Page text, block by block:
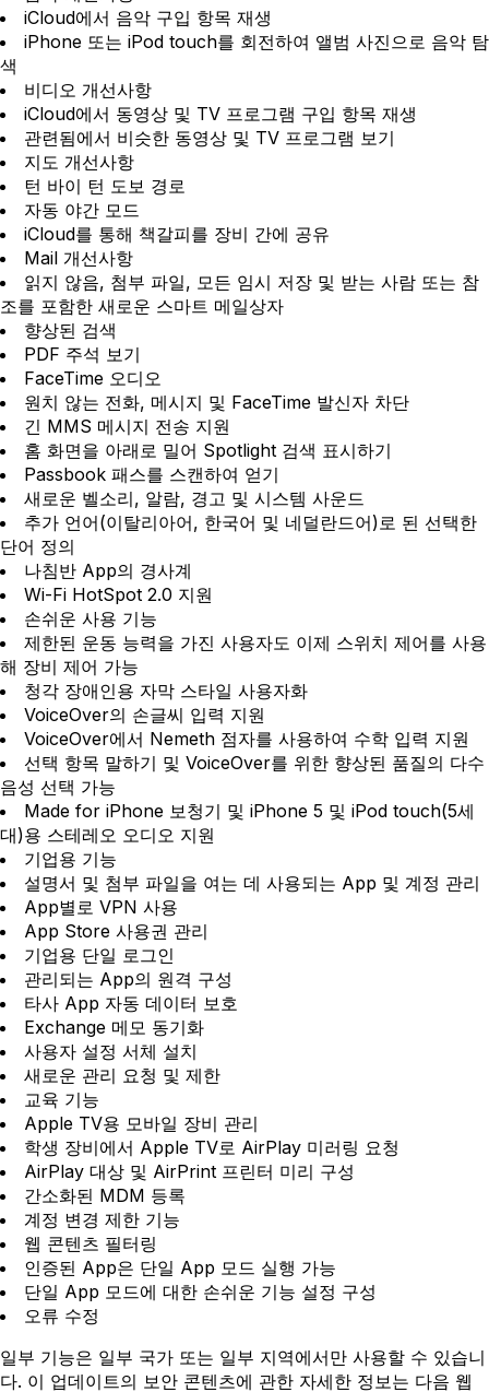
iCloud에서 음악 구입 항목 재생
iPhone 또는 iPod touch를 회전하여 앨범 사진으로 음악 탐
색
비디오 개선사항
iCloud에서 동영상 및 TV 프로그램 구입 항목 재생
관련됨에서 비슷한 동영상 및 TV 프로그램 보기
지도 개선사항
턴 바이 턴 도보 경로
자동 야간 모드
iCloud를 통해 책갈피를 장비 간에 공유
Mail 개선사항
읽지 않음, 첨부 파일, 모든 임시 저장 및 받는 사람 또는 참
조를 포함한 새로운 스마트 메일상자
향상된 검색
PDF 주석 보기
FaceTime 오디오
원치 않는 전화, 메시지 및 FaceTime 발신자 차단
긴 MMS 메시지 전송 지원
홈 화면을 아래로 밀어 Spotlight 검색 표시하기
Passbook 패스를 스캔하여 얻기
새로운 벨소리, 알람, 경고 및 시스템 사운드
추가 언어(이탈리아어, 한국어 및 네덜란드어)로 된 선택한
단어 정의
나침반 App의 경사계
Wi-Fi HotSpot 2.0 지원
손쉬운 사용 기능
제한된 운동 능력을 가진 사용자도 이제 스위치 제어를 사용
해 장비 제어 가능
청각 장애인용 자막 스타일 사용자화
VoiceOver의 손글씨 입력 지원
VoiceOver에서 Nemeth 점자를 사용하여 수학 입력 지원
선택 항목 말하기 및 VoiceOver를 위한 향상된 품질의 다수
음성 선택 가능
Made for iPhone 보청기 및 iPhone 5 및 iPod touch(5세
대)용 스테레오 오디오 지원
기업용 기능
설명서 및 첨부 파일을 여는 데 사용되는 App 및 계정 관리
App별로 VPN 사용
App Store 사용권 관리
기업용 단일 로그인
관리되는 App의 원격 구성
타사 App 자동 데이터 보호
Exchange 메모 동기화
사용자 설정 서체 설치
새로운 관리 요청 및 제한
교육 기능
Apple TV용 모바일 장비 관리
학생 장비에서 Apple TV로 AirPlay 미러링 요청
AirPlay 대상 및 AirPrint 프린터 미리 구성
간소화된 MDM 등록
계정 변경 제한 기능
웹 콘텐츠 필터링
인증된 App은 단일 App 모드 실행 가능
단일 App 모드에 대한 손쉬운 기능 설정 구성
오류 수정
일부 기능은 일부 국가 또는 일부 지역에서만 사용할 수 있습니
다. 이 업데이트의 보안 콘텐츠에 관한 자세한 정보는 다음 웹